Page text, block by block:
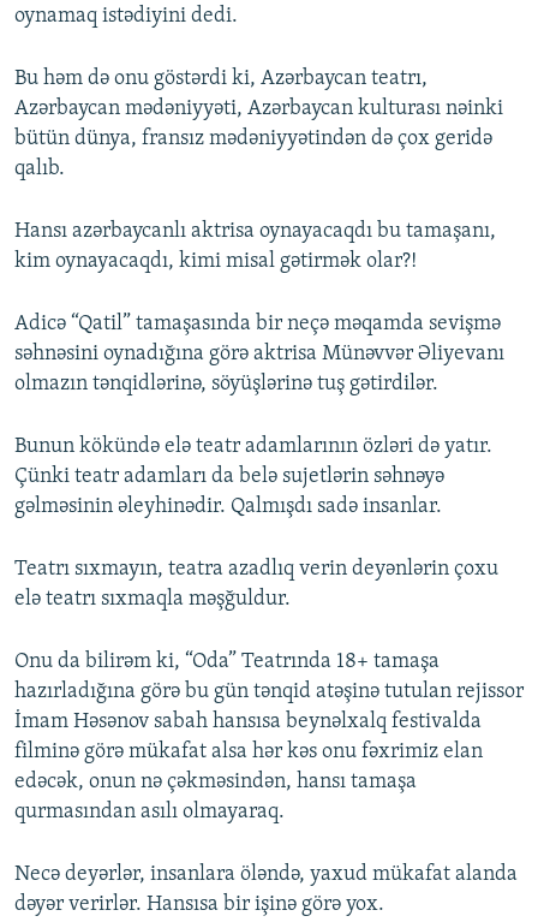
oynamaq istədiyini dedi.
Bu həm də onu göstərdi ki, Azərbaycan teatrı,
Azərbaycan mədəniyyəti, Azərbaycan kulturası nəinki
bütün dünya, fransız mədəniyyətindən də çox geridə
qalıb.
Hansı azərbaycanlı aktrisa oynayacaqdı bu tamaşanı,
kim oynayacaqdı, kimi misal gətirmək olar?!
Adicə “Qatil” tamaşasında bir neçə məqamda sevişmə
səhnəsini oynadığına görə aktrisa Münəvvər Əliyevanı
olmazın tənqidlərinə, söyüşlərinə tuş gətirdilər.
Bunun kökündə elə teatr adamlarının özləri də yatır.
Çünki teatr adamları da belə sujetlərin səhnəyə
gəlməsinin əleyhinədir. Qalmışdı sadə insanlar.
Teatrı sıxmayın, teatra azadlıq verin deyənlərin çoxu
elə teatrı sıxmaqla məşğuldur.
Onu da bilirəm ki, “Oda” Teatrında 18+ tamaşa
hazırladığına görə bu gün tənqid atəşinə tutulan rejissor
İmam Həsənov sabah hansısa beynəlxalq festivalda
filminə görə mükafat alsa hər kəs onu fəxrimiz elan
edəcək, onun nə çəkməsindən, hansı tamaşa
qurmasından asılı olmayaraq.
Necə deyərlər, insanlara öləndə, yaxud mükafat alanda
dəyər verirlər. Hansısa bir işinə görə yox.